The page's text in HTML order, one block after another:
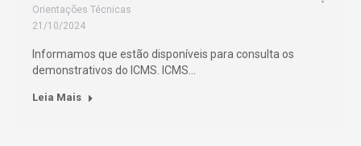
Orientações Técnicas
21/10/2024
Informamos que estão disponíveis para consulta os
demonstrativos do ICMS. ICMS…
Leia Mais